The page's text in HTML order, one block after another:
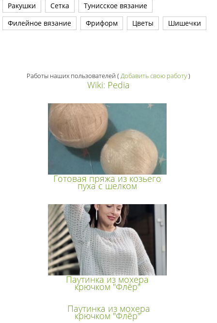
Ракушки
Сетка
Тунисское вязание
Филейное вязание
Фриформ Цветы Шишечки
Работы наших пользователей ( Добавить свою работу)
Wiki: Pedia
Готовая пряжа из козьего
пуха с шелком
Паутинка из мохера
крючком "Флёр"
Паутинка из мохера
крючком "Флёр"